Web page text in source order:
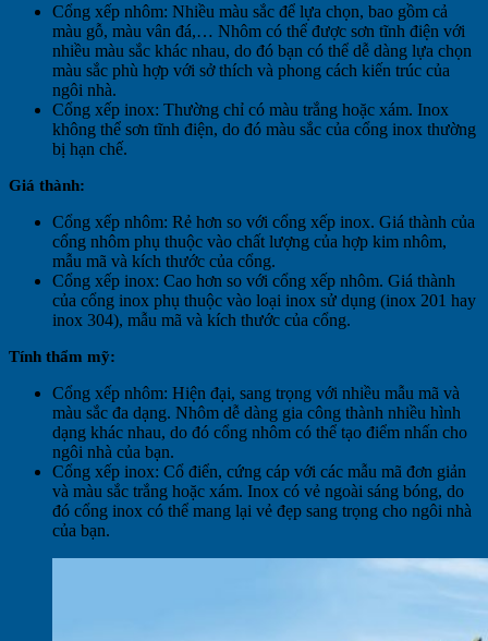
Cổng xếp nhôm: Nhiều màu sắc để lựa chọn, bao gồm cả
màu gỗ, màu vân đá,… Nhôm có thể được sơn tĩnh điện với
nhiều màu sắc khác nhau, do đó bạn có thể dễ dàng lựa chọn
màu sắc phù hợp với sở thích và phong cách kiến trúc của
ngôi nhà.
Cổng xếp inox: Thường chỉ có màu trắng hoặc xám. Inox
không thể sơn tĩnh điện, do đó màu sắc của cổng inox thường
bị hạn chế.
Giá thành:
Cổng xếp nhôm: Rẻ hơn so với cổng xếp inox. Giá thành của
cổng nhôm phụ thuộc vào chất lượng của hợp kim nhôm,
mẫu mã và kích thước của cổng.
Cổng xếp inox: Cao hơn so với cổng xếp nhôm. Giá thành
của cổng inox phụ thuộc vào loại inox sử dụng (inox 201 hay
inox 304), mẫu mã và kích thước của cổng.
Tính thẩm mỹ:
Cổng xếp nhôm: Hiện đại, sang trọng với nhiều mẫu mã và
màu sắc đa dạng. Nhôm dễ dàng gia công thành nhiều hình
dạng khác nhau, do đó cổng nhôm có thể tạo điểm nhấn cho
ngôi nhà của bạn.
Cổng xếp inox: Cổ điển, cứng cáp với các mẫu mã đơn giản
và màu sắc trắng hoặc xám. Inox có vẻ ngoài sáng bóng, do
đó cổng inox có thể mang lại vẻ đẹp sang trọng cho ngôi nhà
của bạn.